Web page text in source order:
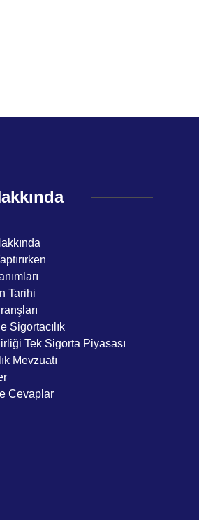
Tarihi
Sigortacılık
Tek Sigorta Piyasası
Mevzuatı
Cevaplar